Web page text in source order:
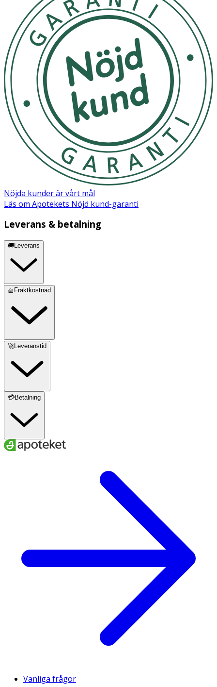
åll
Aqua, Glycerin, Distearyldimonium Chloride, Petrolatum,
Isopropyl Palmitate, Cetyl Alcohol, Dimethicone, Avena
Sativa Kernel (Oat) Flour, Avena Sativa Kernel (Oat) Oil,
Avena Sativa Kernel (Oat) Extract, Butyrospermum Parkii
Butter, Caprylyl Glycol, Steareth-20, Sodium Chloride,
Tocopherol, Potassium Sorbate. [PR-0003488].
Nöjda kunder är vårt mål
Läs om Apotekets Nöjd kund-garanti
Leverans & betalning
🚚Leverans
🧺Fraktkostnad
🚀Leveranstid
💳Betalning
Vanliga frågor